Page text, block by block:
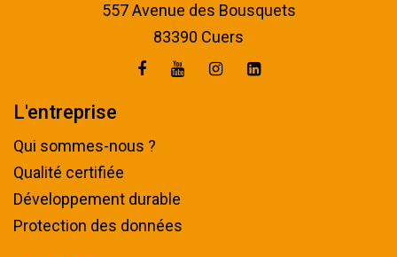
557 Avenue des Bousquets
83390 Cuers
L'entreprise
Qui sommes-nous ?
Qualité certifiée
Développement durable
Protection des données